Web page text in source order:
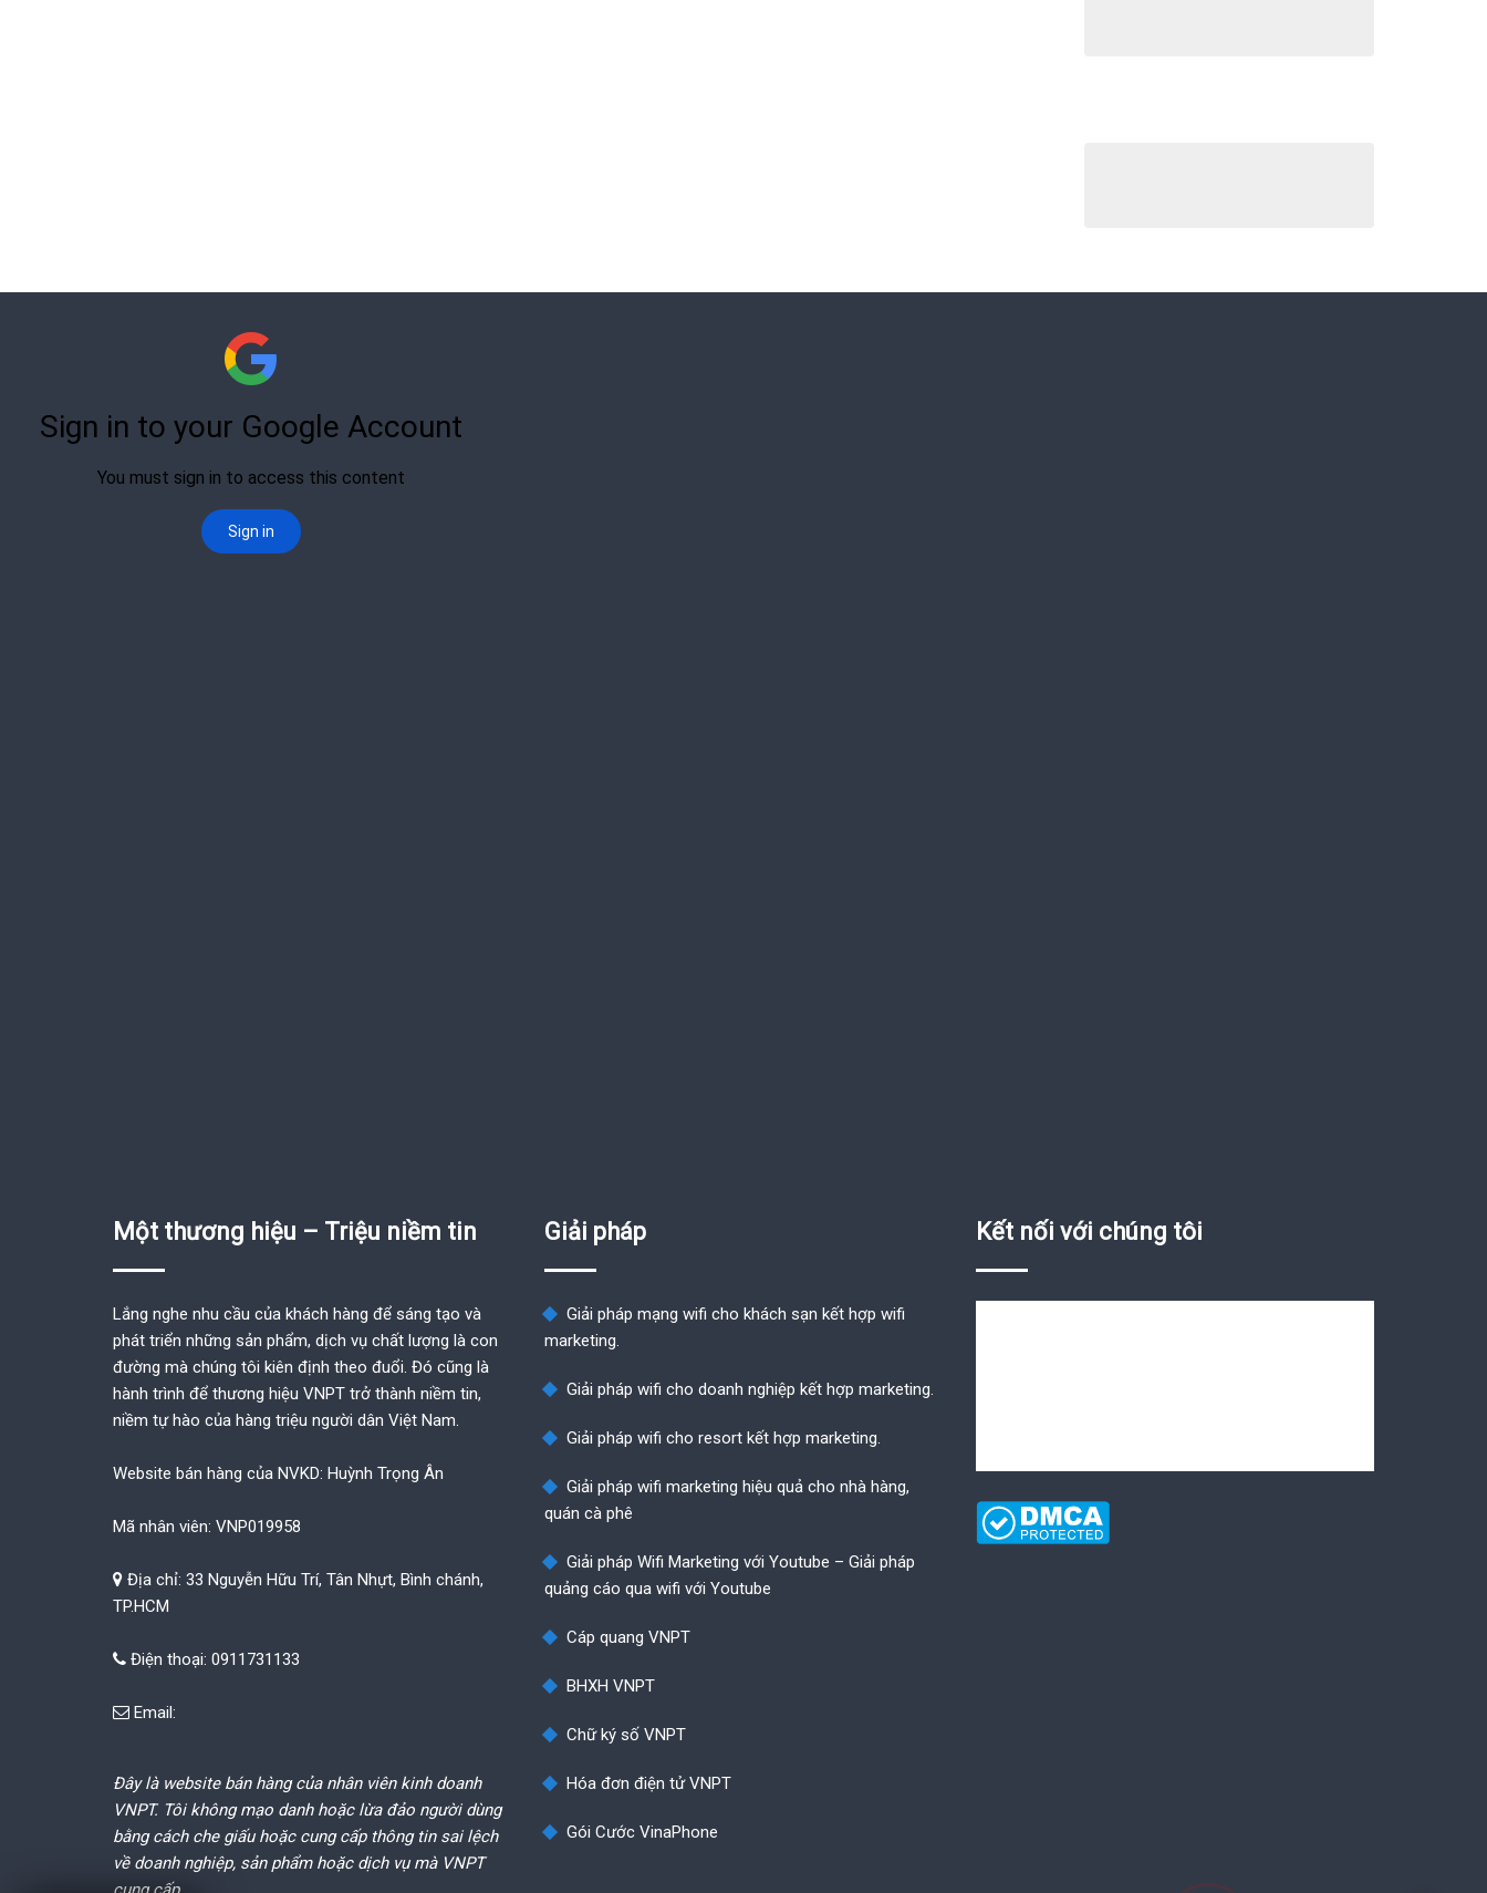
Một thương hiệu – Triệu niềm tin
Lắng nghe nhu cầu của khách hàng để sáng tạo và
phát triển những sản phẩm, dịch vụ chất lượng là con
đường mà chúng tôi kiên định theo đuổi. Đó cũng là
hành trình để thương hiệu VNPT trở thành niềm tin,
niềm tự hào của hàng triệu người dân Việt Nam.
Website bán hàng của NVKD: Huỳnh Trọng Ân
Mã nhân viên: VNP019958
Địa chỉ: 33 Nguyễn Hữu Trí, Tân Nhựt, Bình chánh,
TP.HCM
Điện thoại: 0911731133
Email:
Đây là website bán hàng của nhân viên kinh doanh
VNPT. Tôi không mạo danh hoặc lừa đảo người dùng
bằng cách che giấu hoặc cung cấp thông tin sai lệch
về doanh nghiệp, sản phẩm hoặc dịch vụ mà VNPT
Giải pháp
Giải pháp mạng wifi cho khách sạn kết hợp wifi
marketing.
Giải pháp wifi cho doanh nghiệp kết hợp marketing.
Giải pháp wifi cho resort kết hợp marketing.
Giải pháp wifi marketing hiệu quả cho nhà hàng,
quán cà phê
Giải pháp Wifi Marketing với Youtube – Giải pháp
quảng cáo qua wifi với Youtube
Cáp quang VNPT
BHXH VNPT
Chữ ký số VNPT
Hóa đơn điện tử VNPT
Gói Cước VinaPhone
Kết nối với chúng tôi